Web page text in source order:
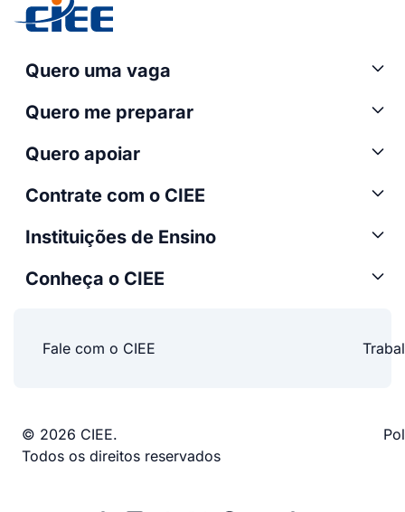
Quero uma vaga
Quero me preparar
Quero apoiar
Contrate com o CIEE
Instituições de Ensino
Conheça o CIEE
Fale com o CIEE
© 2026 CIEE.
Todos os direitos reservados